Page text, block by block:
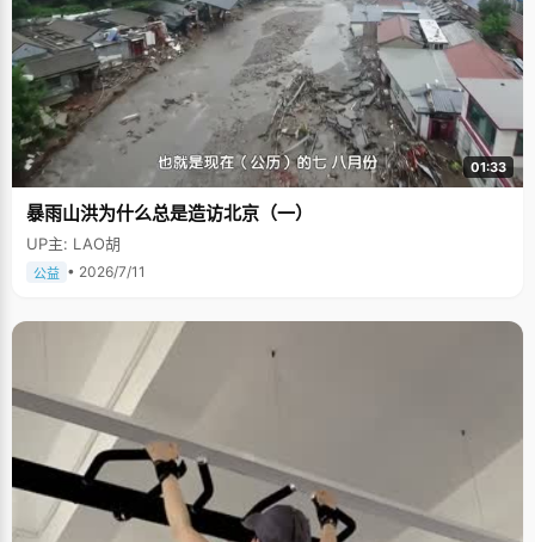
01:33
暴雨山洪为什么总是造访北京（一）
UP主: LAO胡
公益 • 2026/7/11